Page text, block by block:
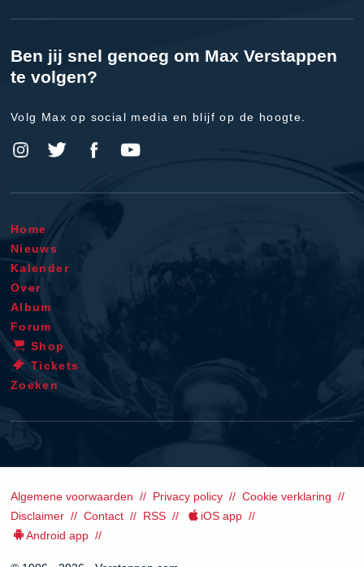
Ben jij snel genoeg om Max Verstappen
te volgen?
Volg Max op social media en blijf op de hoogte.
Home
Nieuws
Kalender
Over
Album
Forum
Shop
Tickets
Zoeken
Algemene voorwaarden Privacy policy
Cookie verklaring
Disclaimer
Contact RSS
iOS app
Android app